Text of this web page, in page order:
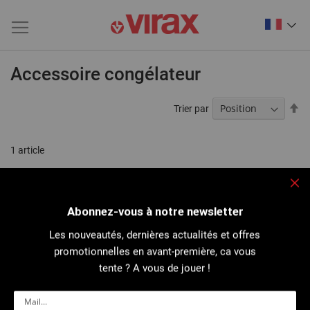
Accessoire congélateur
1 article
Trier par
Abonnez-vous à notre newsletter
Les nouveautés, dernières actualités et offres
promotionnelles en avant-première, ca vous
tente ? A vous de jouer !